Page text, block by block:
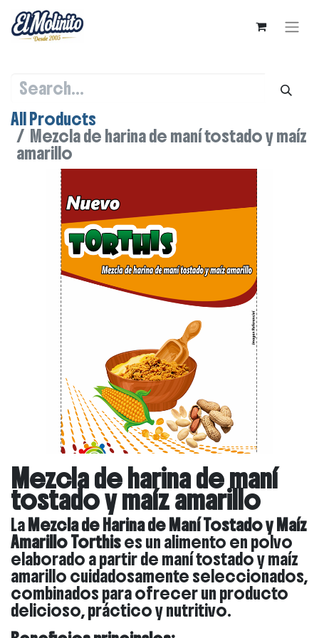
All Products
Mezcla de harina de maní tostado y maíz
amarillo
Mezcla de harina de maní
tostado y maíz amarillo
LaMezcla de Harina de Maní Tostado y Maíz
Amarillo Torthises un alimento en polvo
elaborado a partir de maní tostado y maíz
amarillo cuidadosamente seleccionados,
combinados para ofrecer un producto
delicioso, práctico y nutritivo.